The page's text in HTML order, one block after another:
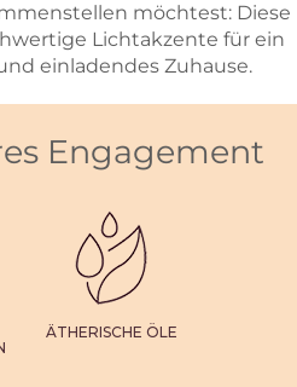
möchtest: Diese
Lichtakzente für ein
einladendes Zuhause.
Engagement
ÄTHERISCHE ÖLE